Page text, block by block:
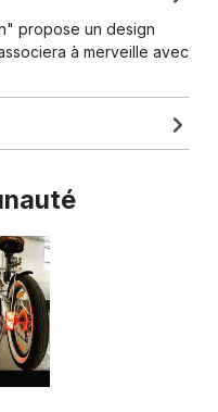
propose un design
à merveille avec